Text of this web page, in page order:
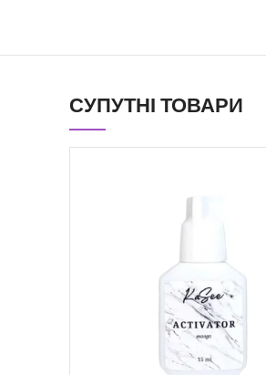
СУПУТНІ ТОВАРИ